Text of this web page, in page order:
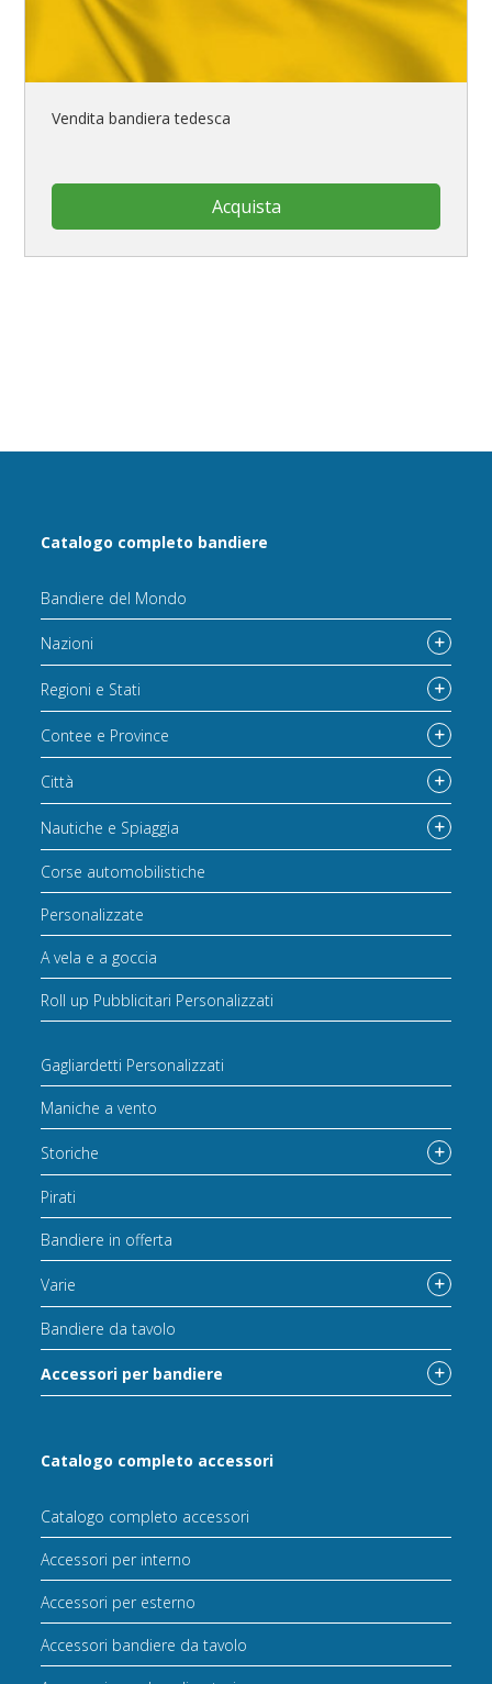
Vendita bandiera tedesca
Acquista
Catalogo completo bandiere
Bandiere del Mondo
Nazioni
Regioni e Stati
Contee e Province
Città
Nautiche e Spiaggia
Corse automobilistiche
Personalizzate
A vela e a goccia
Roll up Pubblicitari Personalizzati
Gagliardetti Personalizzati
Maniche a vento
Storiche
Pirati
Bandiere in offerta
Varie
Bandiere da tavolo
Accessori per bandiere
Catalogo completo accessori
Catalogo completo accessori
Accessori per interno
Accessori per esterno
Accessori bandiere da tavolo